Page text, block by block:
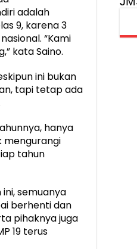
adalah
9, karena 3
“Kami
kata Saino.
ini bukan
tapi tetap ada
hanya
mengurangi
tahun
semuanya
berhenti dan
pihaknya juga
19 terus